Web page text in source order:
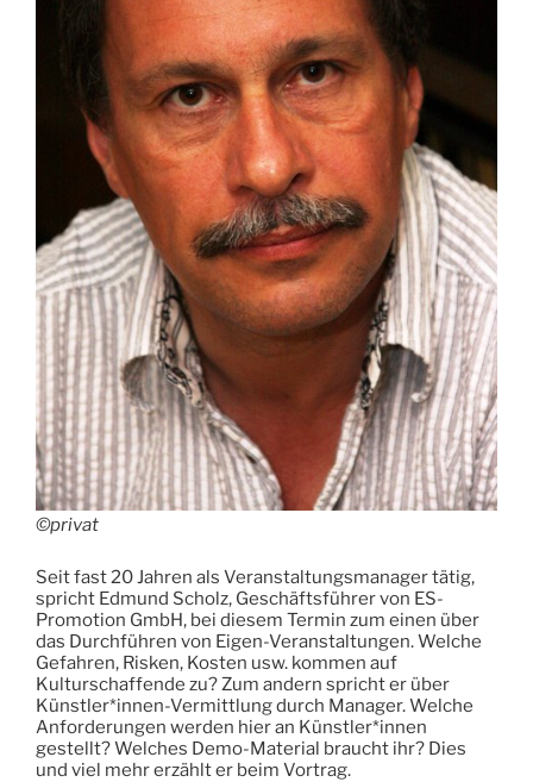
©privat
Seit fast 20 Jahren als Veranstaltungsmanager tätig,
spricht Edmund Scholz, Geschäftsführer von ES-
Promotion GmbH, bei diesem Termin zum einen über
das Durchführen von Eigen-Veranstaltungen. Welche
Gefahren, Risken, Kosten usw. kommen auf
Kulturschaffende zu? Zum andern spricht er über
Künstler*innen-Vermittlung durch Manager. Welche
Anforderungen werden hier an Künstler*innen
gestellt? Welches Demo-Material braucht ihr? Dies
und viel mehr erzählt er beim Vortrag.